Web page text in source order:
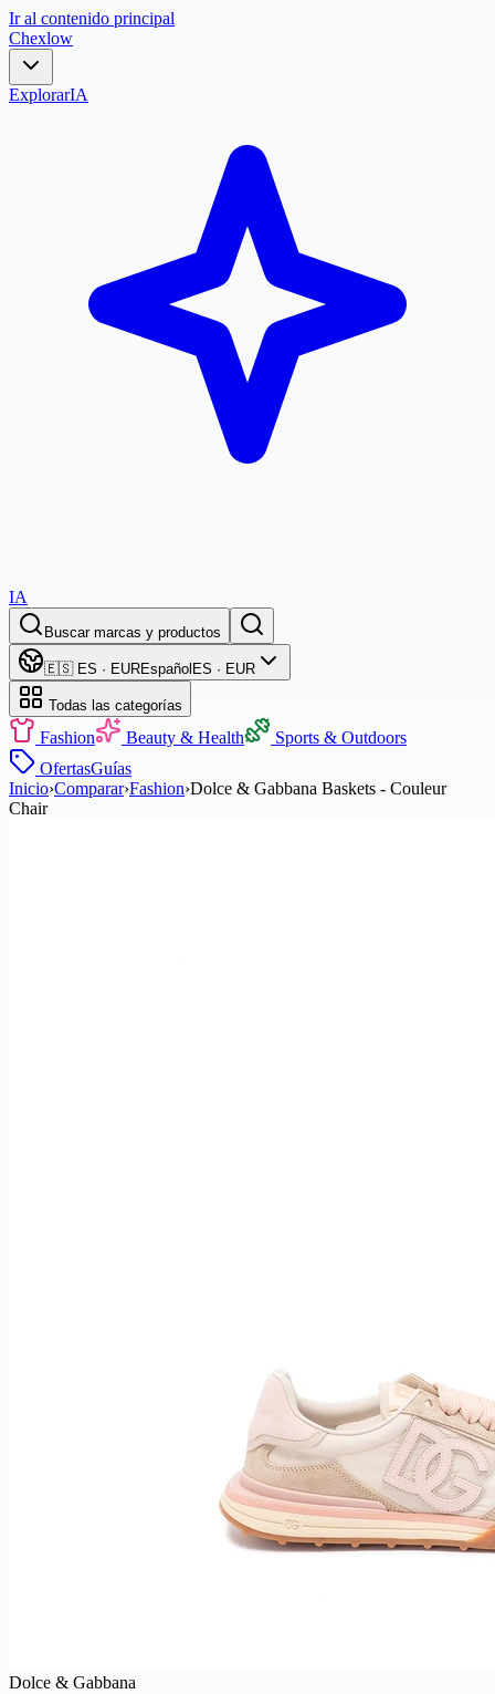
Ir al contenido principal
Chexlow
ExplorarIA
IA
Buscar marcas y productos
🇪🇸 ES · EUREspañol ES · EUR
Todas las categorías
Fashion Beauty & Health
Sports & Outdoors
OfertasGuías
Inicio›Comparar›Fashion›Dolce & Gabbana Baskets - Couleur
Chair
Dolce & Gabbana